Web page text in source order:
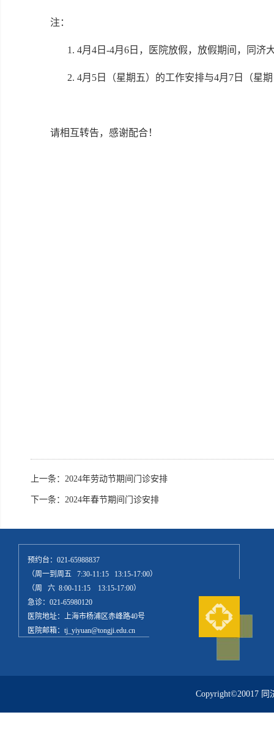
注：
1. 4月4日-4月6日，医院放假，放假期间，同济
2. 4月5日（星期五）的工作安排与4月7日（星
请相互转告，感谢配合！
上一条： 2024年劳动节期间门诊安排
下一条： 2024年春节期间门诊安排
预约台：021-65988837
（周一到周五 7:30-11:15 13:15-17:00）
（周 六 8:00-11:15 13:15-17:00）
急诊：021-65980120
医院地址：上海市杨浦区赤峰路40号
医院邮箱：tj_yiyuan@tongji.edu.cn
Copyright©20017 同